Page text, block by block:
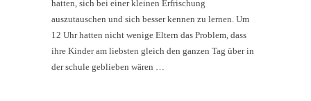
hatten, sich bei einer kleinen Erfrischung
auszutauschen und sich besser kennen zu lernen. Um
12 Uhr hatten nicht wenige Eltern das Problem, dass
ihre Kinder am liebsten gleich den ganzen Tag über in
der schule geblieben wären …